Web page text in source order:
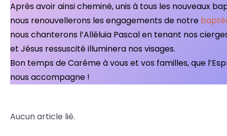
Après avoir ainsi cheminé, unis à tous les nouveaux
nous renouvellerons les engagements de notre
nous chanterons l’Alléluia Pascal en tenant nos
et Jésus ressuscité illuminera nos visages.
Bon temps de Carême à vous et vos familles, que
nous accompagne !
Aucun article lié.